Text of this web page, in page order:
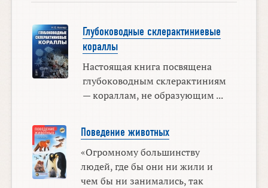
Глубоководные склерактиниевые
кораллы
Настоящая книга посвящена
глубоководным склерактиниям
— кораллам, не образующим ...
Поведение животных
«Огромному большинству
людей, где бы они ни жили и
чем бы ни занимались, так